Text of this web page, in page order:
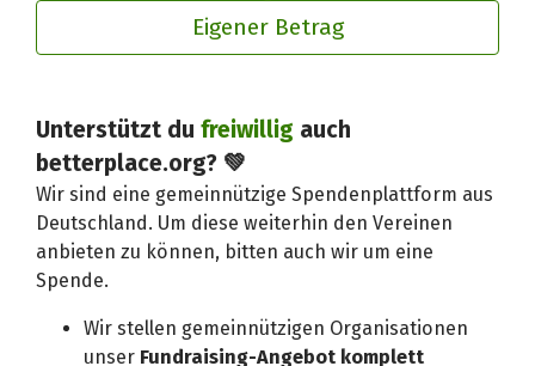
Eigener Betrag
Unterstützt dufreiwillig auch
betterplace.org? 💚
Wir sind eine gemeinnützige Spendenplattform aus
Deutschland. Um diese weiterhin den Vereinen
anbieten zu können, bitten auch wir um eine
Spende.
Wir stellen gemeinnützigen Organisationen
unser Fundraising-Angebot komplett
Deinen Beitrag an betterplace